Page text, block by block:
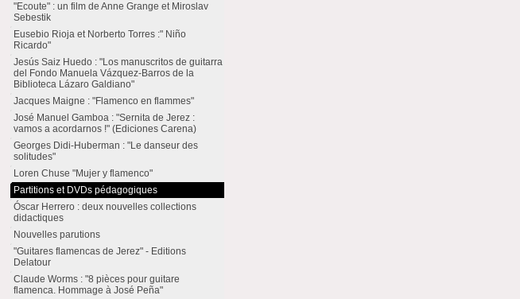
"Ecoute" : un film de Anne Grange et Miroslav
Sebestik
Eusebio Rioja et Norberto Torres :" Niño
Ricardo"
Jesús Saiz Huedo : "Los manuscritos de guitarra
del Fondo Manuela Vázquez-Barros de la
Biblioteca Lázaro Galdiano"
Jacques Maigne : "Flamenco en flammes"
José Manuel Gamboa : "Sernita de Jerez :
vamos a acordarnos !" (Ediciones Carena)
Georges Didi-Huberman : "Le danseur des
solitudes"
Loren Chuse "Mujer y flamenco"
Partitions et DVDs pédagogiques
Óscar Herrero : deux nouvelles collections
didactiques
Nouvelles parutions
"Guitares flamencas de Jerez" - Editions
Delatour
Claude Worms : "8 pièces pour guitare
flamenca. Hommage à José Peña"